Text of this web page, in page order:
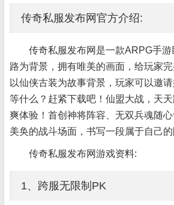
传奇私服发布网官方介绍:
传奇私服发布网是一款ARPG手
路为背景，拥有唯美的画面，给玩家
以仙侠古装为故事背景，玩家可以邀
等什么？赶紧下载吧！仙盟大战，天
爽体验！首创神将阵容、无双兵魂随
美奂的战斗场面，书写一段属于自己的
传奇私服发布网游戏资料:
1、跨服无限制PK